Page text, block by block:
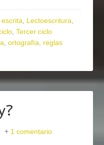
escrita, Lectoescritura,
,Tercer ciclo
,ortografía, reglas
1 comentario